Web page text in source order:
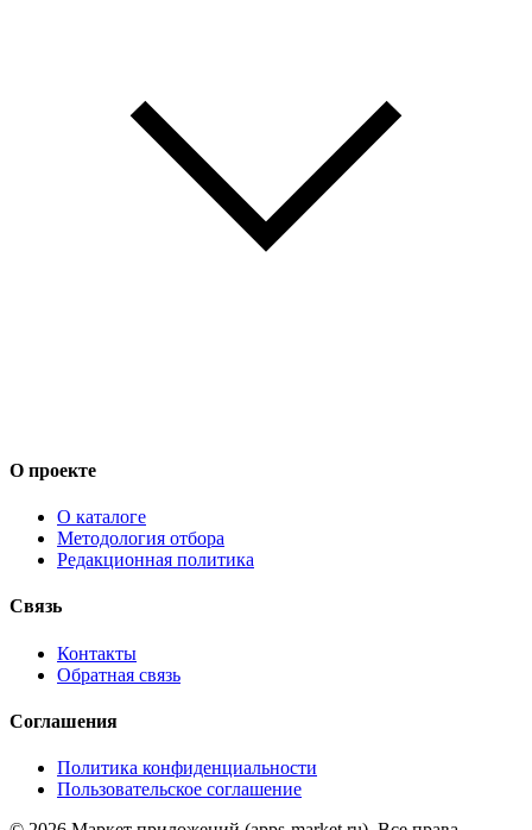
О проекте
О каталоге
Методология отбора
Редакционная политика
Связь
Контакты
Обратная связь
Соглашения
Политика конфиденциальности
Пользовательское соглашение